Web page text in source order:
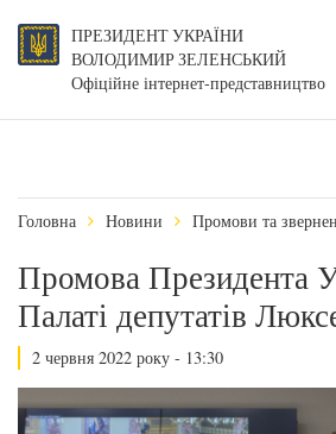
ПРЕЗИДЕНТ УКРАЇНИ
ВОЛОДИМИР ЗЕЛЕНСЬКИЙ
Офіційне інтернет-представництво
Головна Новини Промови та
Промова Президента
Палаті депутатів
2 червня 2022 року - 13:30